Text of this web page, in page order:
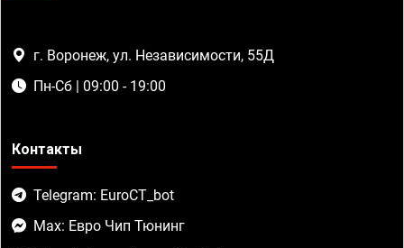
г. Воронеж, ул. Независимости, 55Д
Пн-Сб | 09:00 - 19:00
Контакты
Telegram: EuroCT_bot
Max: Евро Чип Тюнинг